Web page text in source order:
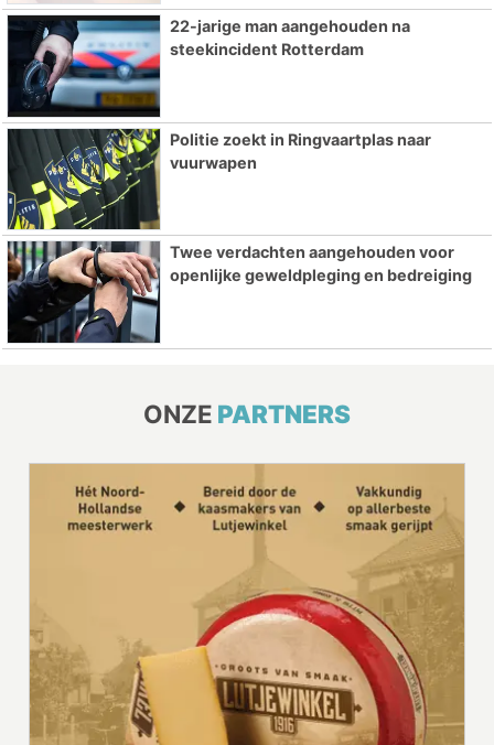
22-jarige man aangehouden na
steekincident Rotterdam
Politie zoekt in Ringvaartplas naar
vuurwapen
Twee verdachten aangehouden voor
openlijke geweldpleging en bedreiging
ONZE PARTNERS